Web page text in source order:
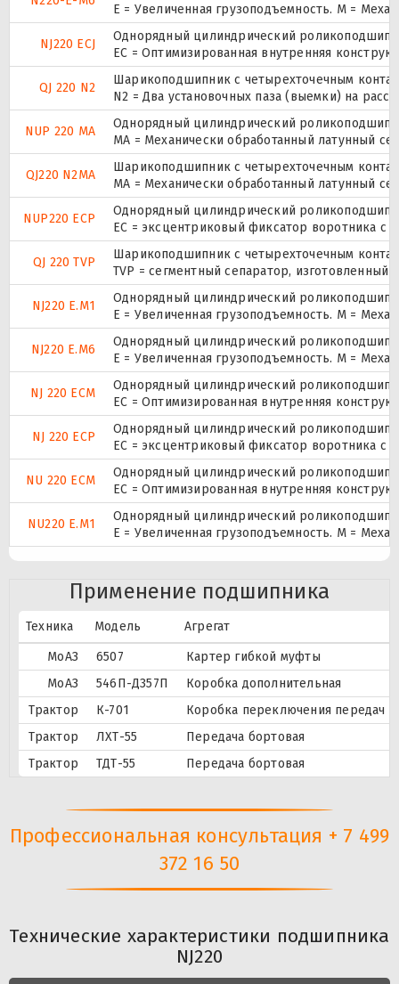
E = Увеличенная грузоподъемность. М =
NJ220 ECJ
Однорядный цилиндрический
EC = Оптимизированная внутренняя
QJ 220 N2
Шарикоподшипник с четырехточечным
N2 = Два установочных паза (выемки) на
NUP 220 MA
Однорядный цилиндрический
MA = Механически обработанный латунный
QJ220 N2MA
Шарикоподшипник с четырехточечным
MA = Механически обработанный латунный
NUP220 ECP
Однорядный цилиндрический
ЕС = эксцентриковый фиксатор воротника с
QJ 220 TVP
Шарикоподшипник с четырехточечным
TVP = сегментный сепаратор,
NJ220 E.M1
Однорядный цилиндрический
E = Увеличенная грузоподъемность. М =
NJ220 E.M6
Однорядный цилиндрический
E = Увеличенная грузоподъемность. М =
NJ 220 ECM
Однорядный цилиндрический
EC = Оптимизированная внутренняя
NJ 220 ECP
Однорядный цилиндрический
ЕС = эксцентриковый фиксатор воротника с
NU 220 ECM
Однорядный цилиндрический
EC = Оптимизированная внутренняя
NU220 E.M1
Однорядный цилиндрический
E = Увеличенная грузоподъемность. М =
Применение подшипника
Техника Модель
Агрегат
МоАЗ
6507
Картер гибкой муфты
МоАЗ
546П-Д357П
Коробка дополнительная
Трактор
К-701
Коробка переключения передач
Трактор
ЛХТ-55
Передача бортовая
Трактор
ТДТ-55 Передача бортовая
Профессиональная консультация + 7 499
372 16 50
Технические характеристики подшипника
NJ220